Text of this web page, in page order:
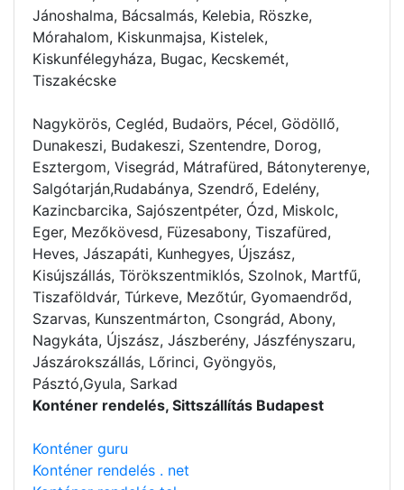
Jánoshalma, Bácsalmás, Kelebia, Röszke,
Mórahalom, Kiskunmajsa, Kistelek,
Kiskunfélegyháza, Bugac, Kecskemét,
Tiszakécske
Nagykörös, Cegléd, Budaörs, Pécel, Gödöllő,
Dunakeszi, Budakeszi, Szentendre, Dorog,
Esztergom, Visegrád, Mátrafüred, Bátonyterenye,
Salgótarján,Rudabánya, Szendrő, Edelény,
Kazincbarcika, Sajószentpéter, Ózd, Miskolc,
Eger, Mezőkövesd, Füzesabony, Tiszafüred,
Heves, Jászapáti, Kunhegyes, Újszász,
Kisújszállás, Törökszentmiklós, Szolnok, Martfű,
Tiszaföldvár, Túrkeve, Mezőtúr, Gyomaendrőd,
Szarvas, Kunszentmárton, Csongrád, Abony,
Nagykáta, Újszász, Jászberény, Jászfényszaru,
Jászárokszállás, Lőrinci, Gyöngyös,
Pásztó,Gyula, Sarkad
Konténer rendelés, Sittszállítás Budapest
Konténer guru
Konténer rendelés . net